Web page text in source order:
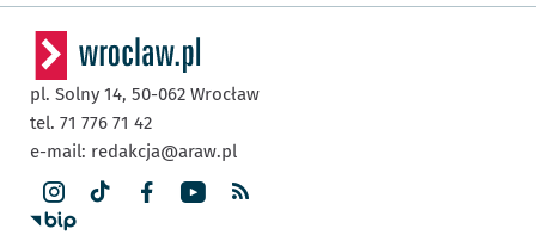
pl. Solny 14, 50-062 Wrocław
tel. 71 776 71 42
e-mail: redakcja@araw.pl